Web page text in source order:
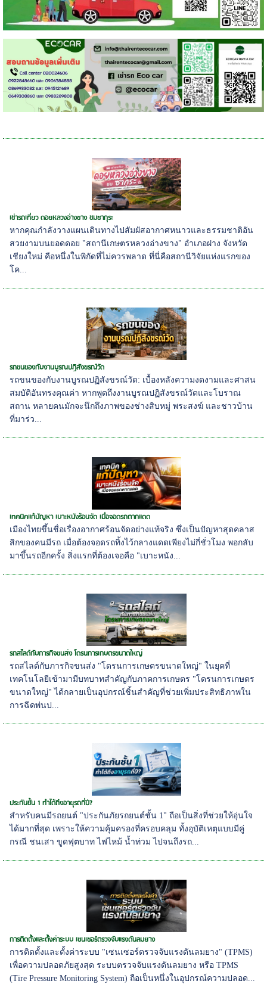
เช่ารถเที่ยว ดอยหลวงอ่างขาง ชมซากุระ
หากคุณกำลังวางแผนเดินทางไปสัมผัสอากาศหนาวและธรรมชาติอัน
สวยงามบนยอดดอย "สถานีเกษตรหลวงอ่างขาง" อำเภอฝาง จังหวัด
เชียงใหม่ คือหนึ่งในพิกัดที่ไม่ควรพลาด ที่นี่คือสถานีวิจัยแห่งแรกของ
โค...
รถขนของกับงานบูรณปฏิสังขรณ์วัด
รถขนของกับงานบูรณปฏิสังขรณ์วัด: เบื้องหลังความงดงามและศาสน
สมบัติอันทรงคุณค่า หากพูดถึงงานบูรณปฏิสังขรณ์วัดและโบราณ
สถาน หลายคนมักจะนึกถึงภาพของช่างสิบหมู่ พระสงฆ์ และชาวบ้าน
ที่มาร่ว...
เทคนิคแก้ปัญหา เบาะหนังร้อนจัด เมื่อจอดรถตากแดด
เมืองไทยขึ้นชื่อเรื่องอากาศร้อนจัดอย่างแท้จริง ซึ่งเป็นปัญหาสุดคลาส
สิกของคนมีรถ เมื่อต้องจอดรถทิ้งไว้กลางแดดเพียงไม่กี่ชั่วโมง พอกลับ
มาขึ้นรถอีกครั้ง สิ่งแรกที่ต้องเจอคือ "เบาะหนัง...
รถสไลด์กับภารกิจขนส่ง โดรนการเกษตรขนาดใหญ่
รถสไลด์กับภารกิจขนส่ง "โดรนการเกษตรขนาดใหญ่" ในยุคที่
เทคโนโลยีเข้ามามีบทบาทสำคัญกับภาคการเกษตร "โดรนการเกษตร
ขนาดใหญ่" ได้กลายเป็นอุปกรณ์ชิ้นสำคัญที่ช่วยเพิ่มประสิทธิภาพใน
การฉีดพ่นป...
ประกันชั้น 1 ทำได้ถึงอายุรถกี่ปี?
สำหรับคนมีรถยนต์ "ประกันภัยรถยนต์ชั้น 1" ถือเป็นสิ่งที่ช่วยให้อุ่นใจ
ได้มากที่สุด เพราะให้ความคุ้มครองที่ครอบคลุม ทั้งอุบัติเหตุแบบมีคู่
กรณี ชนเสา ขูดฟุตบาท ไฟไหม้ น้ำท่วม ไปจนถึงรถ...
การติดตั้งและตั้งค่าระบบ เซนเซอร์ตรวจจับแรงดันลมยาง
การติดตั้งและตั้งค่าระบบ "เซนเซอร์ตรวจจับแรงดันลมยาง" (TPMS)
เพื่อความปลอดภัยสูงสุด ระบบตรวจจับแรงดันลมยาง หรือ TPMS
(Tire Pressure Monitoring System) ถือเป็นหนึ่งในอุปกรณ์ความปลอด...